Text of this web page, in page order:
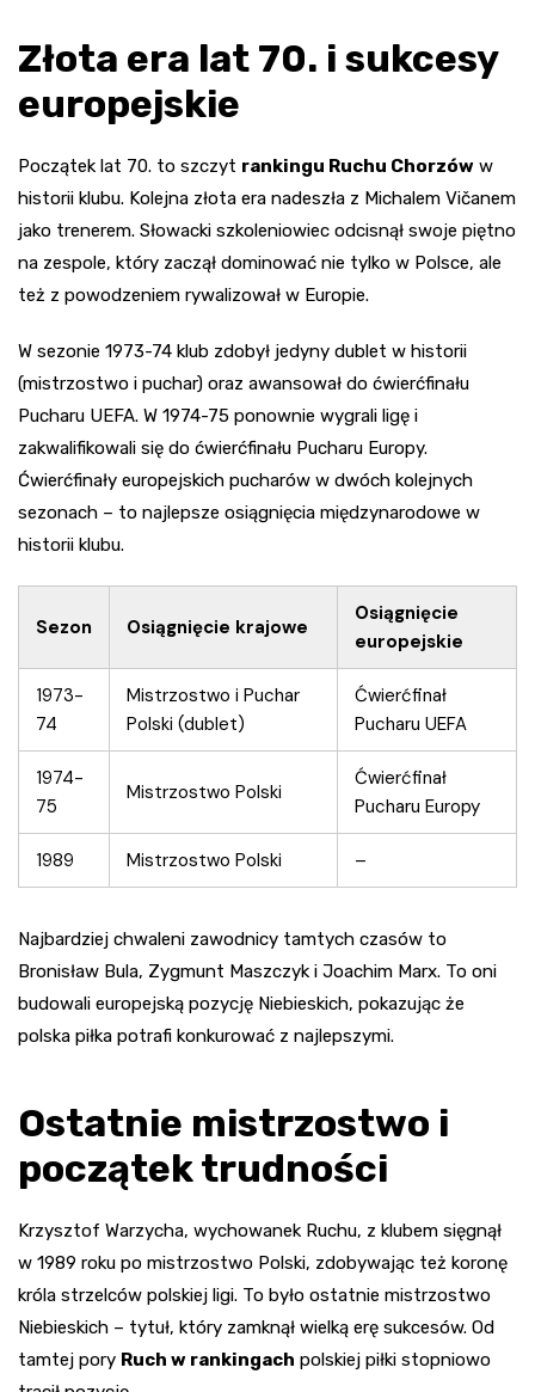
Złota era lat 70. i sukcesy
europejskie
Początek lat 70. to szczyt rankingu Ruchu Chorzów w
historii klubu. Kolejna złota era nadeszła z Michalem Vičanem
jako trenerem. Słowacki szkoleniowiec odcisnął swoje piętno
na zespole, który zaczął dominować nie tylko w Polsce, ale
też z powodzeniem rywalizował w Europie.
W sezonie 1973-74 klub zdobył jedyny dublet w historii
(mistrzostwo i puchar) oraz awansował do ćwierćfinału
Pucharu UEFA. W 1974-75 ponownie wygrali ligę i
zakwalifikowali się do ćwierćfinału Pucharu Europy.
Ćwierćfinały europejskich pucharów w dwóch kolejnych
sezonach – to najlepsze osiągnięcia międzynarodowe w
historii klubu.
Sezon Osiągnięcie krajowe
Osiągnięcie
europejskie
1973-
74
Mistrzostwo i Puchar
Polski (dublet)
Ćwierćfinał
Pucharu UEFA
1974-
75
Mistrzostwo Polski
Ćwierćfinał
Pucharu Europy
1989 Mistrzostwo Polski –
Najbardziej chwaleni zawodnicy tamtych czasów to
Bronisław Bula, Zygmunt Maszczyk i Joachim Marx. To oni
budowali europejską pozycję Niebieskich, pokazując że
polska piłka potrafi konkurować z najlepszymi.
Ostatnie mistrzostwo i
początek trudności
Krzysztof Warzycha, wychowanek Ruchu, z klubem sięgnął
w 1989 roku po mistrzostwo Polski, zdobywając też koronę
króla strzelców polskiej ligi. To było ostatnie mistrzostwo
Niebieskich – tytuł, który zamknął wielką erę sukcesów. Od
tamtej pory Ruch w rankingach polskiej piłki stopniowo